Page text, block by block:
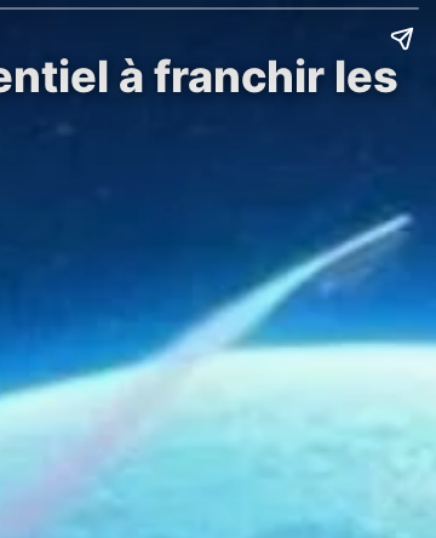
à franchir les